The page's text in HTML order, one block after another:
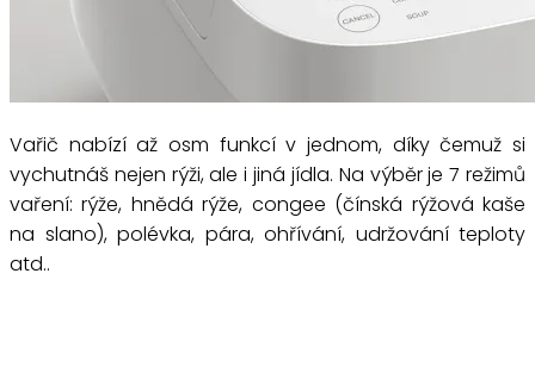
Vařič nabízí až osm funkcí v jednom, díky čemuž si
vychutnáš nejen rýži, ale i jiná jídla. Na výběr je 7 režimů
vaření: rýže, hnědá rýže, congee (čínská rýžová kaše
na slano), polévka, pára, ohřívání, udržování teploty
atd..